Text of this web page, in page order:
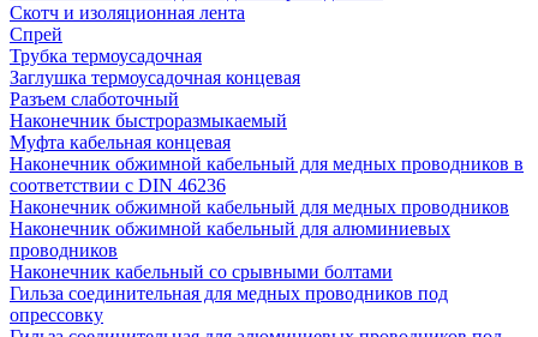
Скотч и изоляционная лента
Спрей
Трубка термоусадочная
Заглушка термоусадочная концевая
Разъем слаботочный
Наконечник быстроразмыкаемый
Муфта кабельная концевая
Наконечник обжимной кабельный для медных проводников в
соответствии с DIN 46236
Наконечник обжимной кабельный для медных проводников
Наконечник обжимной кабельный для алюминиевых
проводников
Наконечник кабельный со срывными болтами
Гильза соединительная для медных проводников под
опрессовку